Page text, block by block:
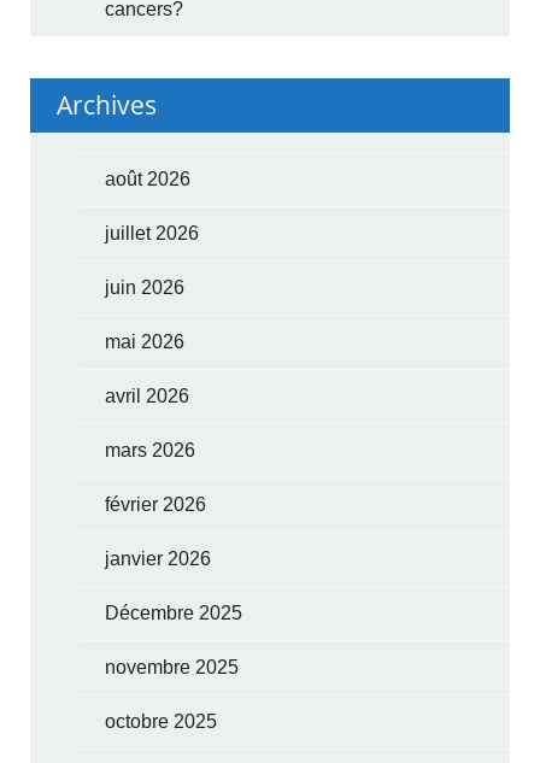
cancers?
Archives
août 2026
juillet 2026
juin 2026
mai 2026
avril 2026
mars 2026
février 2026
janvier 2026
Décembre 2025
novembre 2025
octobre 2025